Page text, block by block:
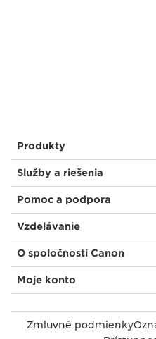
Produkty
Služby a riešenia
Pomoc a podpora
Vzdelávanie
O spoločnosti Canon
Moje konto
Zmluvné podmienky